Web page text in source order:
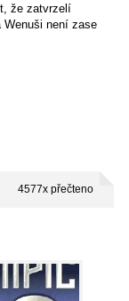
že zatvrzelí
není zase
4577x přečteno